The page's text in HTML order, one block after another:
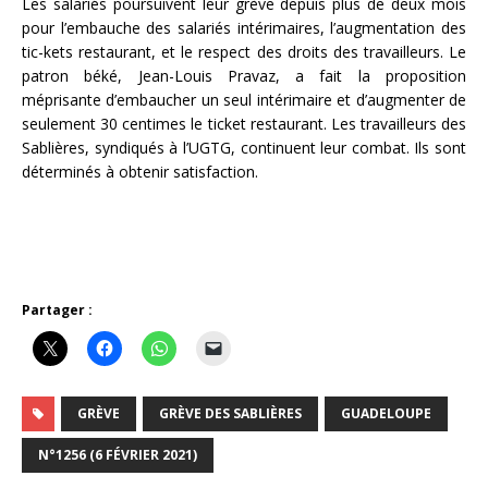
pour l’embauche des salariés intérimaires, l’augmentation des
tic-kets restaurant, et le respect des droits des travailleurs. Le
patron béké, Jean-Louis Pravaz, a fait la proposition
méprisante d’embaucher un seul intérimaire et d’augmenter de
seulement 30 centimes le ticket restaurant. Les travailleurs des
Sablières, syndiqués à l’UGTG, continuent leur combat. Ils sont
déterminés à obtenir satisfaction.
Partager :
GRÈVE GRÈVE DES SABLIÈRES GUADELOUPE
N°1256 (6 FÉVRIER 2021)